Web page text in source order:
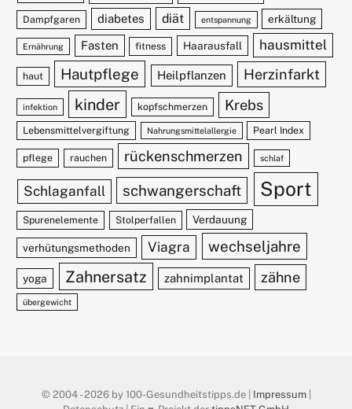
Dampfgaren diabetes diät entspannung erkältung
Ernährung Fasten fitness Haarausfall hausmittel
haut Hautpflege Heilpflanzen Herzinfarkt
infektion kinder kopfschmerzen Krebs
Lebensmittelvergiftung Nahrungsmittelallergie Pearl Index
pflege rauchen rückenschmerzen schlaf
Schlaganfall schwangerschaft Sport
Spurenelemente Stolperfallen Verdauung
verhütungsmethoden Viagra wechseljahre
yoga Zahnersatz zahnimplantat zähne
übergewicht
© 2004 - 2026 by 100-Gesundheitstipps.de | Impressum|